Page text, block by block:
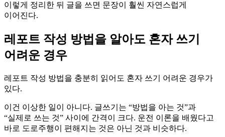
이렇게 정리한 뒤 글을 쓰면 문장이 훨씬 자연스럽게
이어진다.
레포트 작성 방법을 알아도 혼자 쓰기
어려운 경우
레포트 작성 방법을 충분히 읽어도 혼자 쓰기 어려운 경우가
있다.
이건 이상한 일이 아니다. 글쓰기는 “방법을 아는 것”과
“실제로 쓰는 것” 사이에 간격이 크다. 운전 이론을 배웠다고
바로 도로주행이 편해지는 것은 아닌 것과 비슷하다.